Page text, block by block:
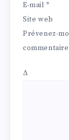
E-mail*
Site web
Prévenez-
Δ